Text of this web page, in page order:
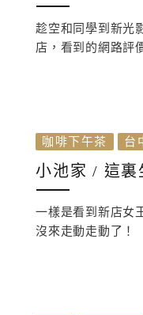
趁空和同學到新光
店，看到的網路評
咖啡下午茶 台
小池家 / 這裏
一樣是看到新店女
沒來走動走動了！